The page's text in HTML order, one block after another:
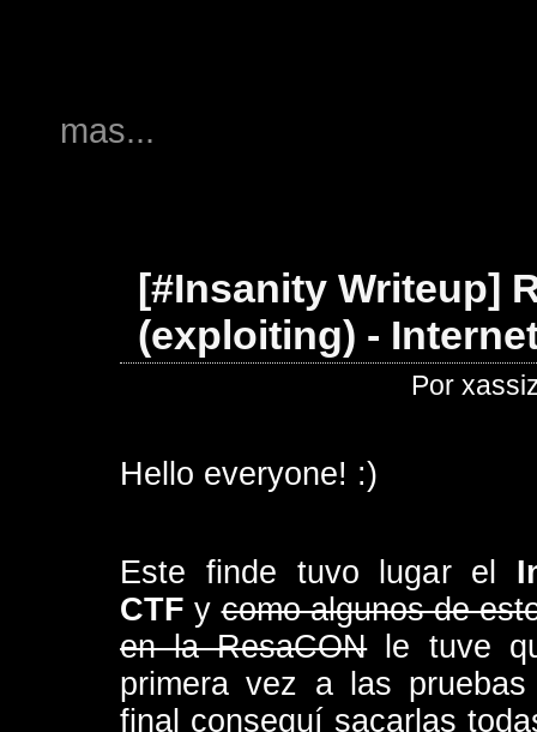
mas...
[#Insanity Writeup]
(exploiting) -
Por
Hello everyone! :)
Este finde tuvo lugar el
CTF ycomo algunos de
en la ResaCONle tuve
primera vez a las
final conseguí sacarlas